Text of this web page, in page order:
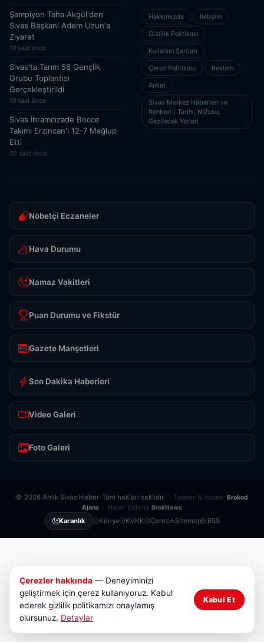
Şampiyon Taha Akgül'den
Sivas Başkanı Adem Uzun'a
Ziyaret
19 saat önce
Sivas'ta Tarım 58 Gençlik
Grubu Toplantısı
Gerçekleştirildi
19 saat önce
Sivas İhramcızade Bocce
Takımı Erzincan'ı 12-7 Mağlup
Etti
20 saat önce
Hakkımızda İletişim
Gizlilik Politikası
Kullanım Şartları
Çerez Politikası Reklam
Anket
Sivas Merkez Haberleri ve
Rehberi | Tarihi, Nüfusu,
Gezilecek Yerleri
Nöbetçi Eczaneler
Hava Durumu
Namaz Vakitleri
Puan Durumu ve Fikstür
Gazete Manşetleri
Son Dakika Haberleri
Video Galeri
Foto Galeri
© 2026 Anlık Sivas Haber. Tüm hakları saklıdır. Tasarım & Yazılım: Brokod
Ajans · Haber Sistemi: BrokNews
Karanlık Künye KVKK Çerez Sitemap RSS
Çerezler hakkında — Deneyiminizi
geliştirmek için çerez kullanıyoruz. Kabul
ederek gizlilik politikamızı onaylamış
olursunuz. Detaylar
Kabul Et